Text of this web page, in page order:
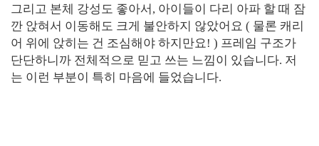
그리고 본체 강성도 좋아서, 아이들이 다리 아파 할 때 잠
깐 앉혀서 이동해도 크게 불안하지 않았어요 ( 물론 캐리
어 위에 앉히는 건 조심해야 하지만요! ) 프레임 구조가
단단하니까 전체적으로 믿고 쓰는 느낌이 있습니다. 저
는 이런 부분이 특히 마음에 들었습니다.